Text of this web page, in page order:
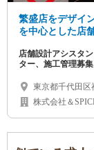
繁盛店をデザイ
を中心とした店
店舗設計アシスタ
ター、施工管理募集
東京都千代田区
田電通ビル3F
株式会社＆